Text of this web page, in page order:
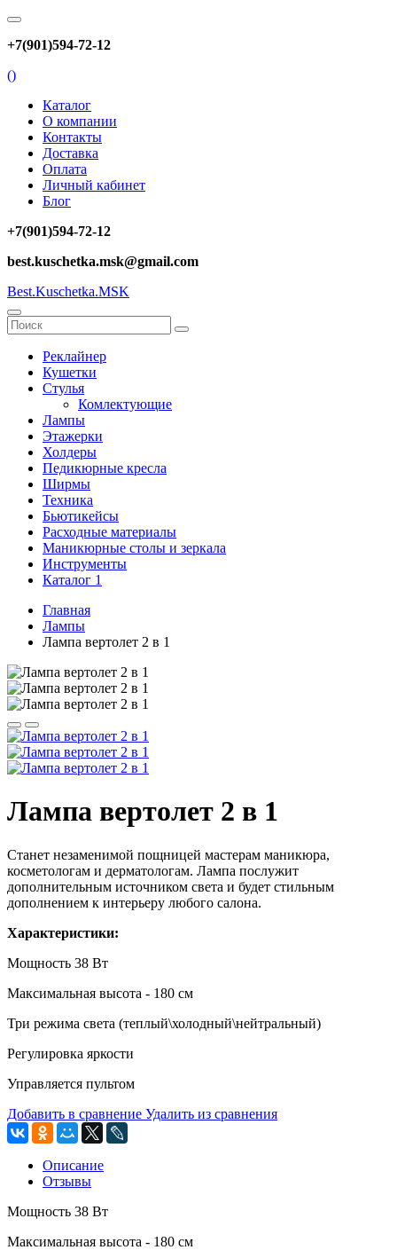
+7(901)594-72-12
()
Каталог
О компании
Контакты
Доставка
Оплата
Личный кабинет
Блог
+7(901)594-72-12
best.kuschetka.msk@gmail.com
Best.Kuschetka.MSK
Реклайнер
Кушетки
Стулья
Комлектующие
Лампы
Этажерки
Холдеры
Педикюрные кресла
Ширмы
Техника
Бьютикейсы
Расходные материалы
Маникюрные столы и зеркала
Инструменты
Каталог 1
Главная
Лампы
Лампа вертолет 2 в 1
Лампа вертолет 2 в 1
Станет незаменимой пощницей мастерам маникюра,
косметологам и дерматологам. Лампа послужит
дополнительным источником света и будет стильным
дополнением к интерьеру любого салона.
Характеристики:
Мощность 38 Вт
Максимальная высота - 180 см
Три режима света (теплый\холодный\нейтральный)
Регулировка яркости
Управляется пультом
Добавить в сравнение Удалить из сравнения
Описание
Отзывы
Мощность 38 Вт
Максимальная высота - 180 см